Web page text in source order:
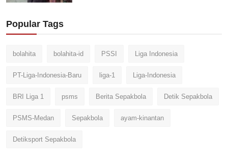
Popular Tags
bolahita bolahita-id PSSI Liga Indonesia
PT-Liga-Indonesia-Baru liga-1 Liga-Indonesia
BRI Liga 1 psms Berita Sepakbola Detik Sepakbola
PSMS-Medan Sepakbola ayam-kinantan
Detiksport Sepakbola